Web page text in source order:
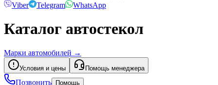
Viber
Telegram WhatsApp
Каталог автостекол
Марки автомобилей →
Условия и цены Помощь менеджера
Позвонить Помощь